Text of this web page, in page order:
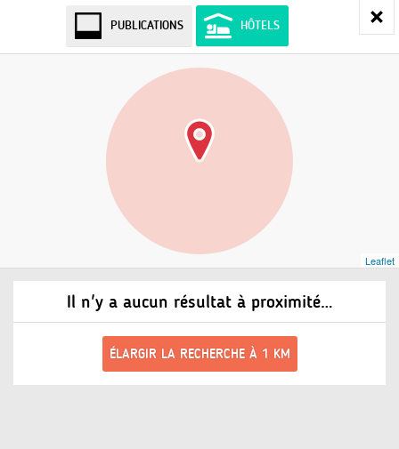
PUBLICATIONS HÔTELS
Il n'y a aucun résultat à proximité…
ÉLARGIR LA RECHERCHE À 1 KM
Leaflet